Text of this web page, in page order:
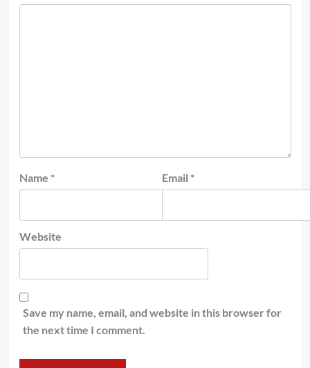
Name * Email *
Website
Save my name, email, and website in this browser for
the next time I comment.